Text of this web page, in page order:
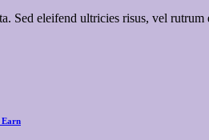
Sed eleifend ultricies risus, vel
Earn